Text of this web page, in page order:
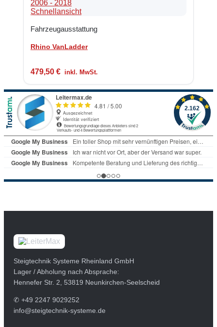
Schnellansicht
Fahrzeugausstattung
Rhino VanLadder
479,50 € inkl. MwSt.
Steigtechnik Systeme Rheinland GmbH
Lager / Abholung nach Absprache:
Hennefer Str. 2, 53819 Neunkirchen-Seelscheid
✆ +49 2247 9029252
info@steigtechnik-systeme.de